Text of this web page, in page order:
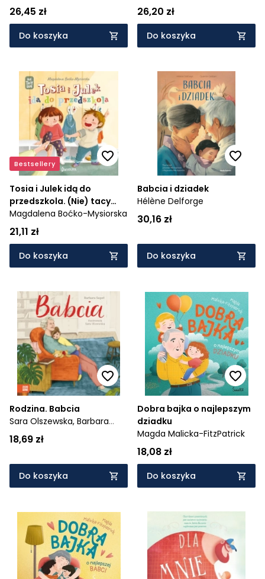
26,45 zł
Do koszyka
26,20 zł
Do koszyka
Bestsellery
Tosia i Julek idą do
przedszkola. (Nie) tacy
sami. Tom 3
Magdalena Boćko-Mysiorska
21,11 zł
Do koszyka
Babcia i dziadek
Hélène Delforge
30,16 zł
Do koszyka
Rodzina. Babcia
Sara Olszewska, Barbara
Supeł
18,69 zł
Do koszyka
Dobra bajka o najlepszym
dziadku
Magda Malicka-FitzPatrick
18,08 zł
Do koszyka